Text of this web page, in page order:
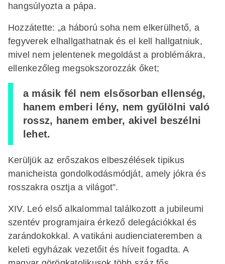
hangsúlyozta a pápa.
Hozzátette: „a háború soha nem elkerülhető, a
fegyverek elhallgathatnak és el kell hallgatniuk,
mivel nem jelentenek megoldást a problémákra,
ellenkezőleg megsokszorozzák őket;
a másik fél nem elsősorban ellenség,
hanem emberi lény, nem gyűlölni való
rossz, hanem ember, akivel beszélni
lehet.
Kerüljük az erőszakos elbeszélések tipikus
manicheista gondolkodásmódját, amely jókra és
rosszakra osztja a világot”.
XIV. Leó első alkalommal találkozott a jubileumi
szentév programjaira érkező delegációkkal és
zarándokokkal. A vatikáni audienciateremben a
keleti egyházak vezetőit és híveit fogadta. A